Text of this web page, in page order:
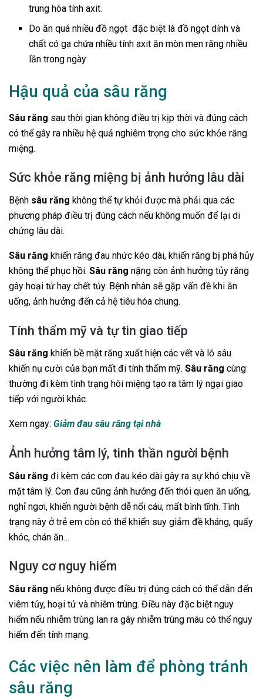
trung hòa tính axit.
Do ăn quá nhiều đồ ngọt đặc biệt là đồ ngọt dính và
chất có ga chứa nhiều tính axit ăn mòn men răng nhiều
lần trong ngày
Hậu quả của sâu răng
Sâu răng sau thời gian không điều trị kịp thời và đúng cách
có thể gây ra nhiều hệ quả nghiêm trọng cho sức khỏe răng
miệng.
Sức khỏe răng miệng bị ảnh hưởng lâu dài
Bệnh sâu răng không thể tự khỏi được mà phải qua các
phương pháp điều trị đúng cách nếu không muốn để lại di
chứng lâu dài.
Sâu răng khiến răng đau nhức kéo dài, khiến răng bị phá hủy
không thể phục hồi. Sâu răng nặng còn ảnh hưởng tủy răng
gây hoại tử hay chết tủy. Bệnh nhân sẽ gặp vấn đề khi ăn
uống, ảnh hưởng đến cả hệ tiêu hóa chung.
Tính thẩm mỹ và tự tin giao tiếp
Sâu răng khiến bề mặt răng xuất hiện các vết và lỗ sâu
khiến nụ cười của bạn mất đi tính thẩm mỹ. Sâu răng cùng
thường đi kèm tình trạng hôi miệng tạo ra tâm lý ngại giao
tiếp với người khác.
Xem ngay: Giảm đau sâu răng tại nhà
Ảnh hưởng tâm lý, tinh thần người bệnh
Sâu răng đi kèm các cơn đau kéo dài gây ra sự khó chịu về
mặt tâm lý. Cơn đau cũng ảnh hưởng đến thói quen ăn uống,
nghỉ ngơi, khiến người bệnh dễ nổi cáu, mất bình tĩnh. Tình
trạng này ở trẻ em còn có thể khiến suy giảm đề kháng, quấy
khóc, chán ăn…
Nguy cơ nguy hiểm
Sâu răng nếu không được điều trị đúng cách có thể dẫn đến
viêm tủy, hoại tử và nhiễm trùng. Điều này đặc biệt nguy
hiểm nếu nhiễm trùng lan ra gây nhiễm trùng máu có thể nguy
hiểm đến tính mạng.
Các việc nên làm để phòng tránh
sâu răng